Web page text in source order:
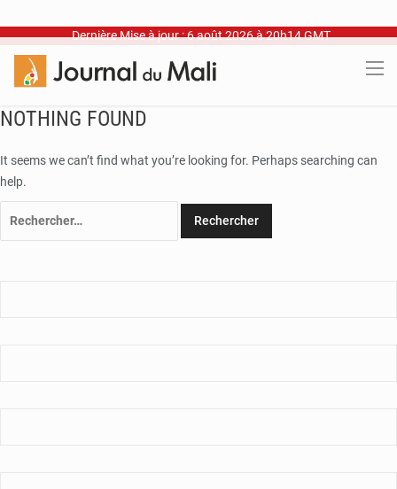
Dernière Mise à jour : 6 août 2026 à 20h14 GMT
NOTHING FOUND
It seems we can’t find what you’re looking for. Perhaps searching can
help.